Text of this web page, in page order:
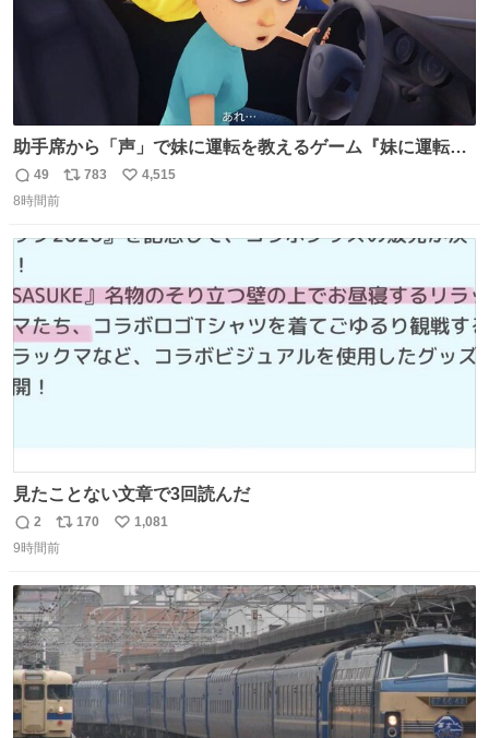
助手席から「声」で妹に運転を教えるゲーム『妹に運転を
教える』の最新映像が公開。危険だらけの道路で生き残れ
るか news.denfaminicogamer.jp/news/260806s プレイヤ
ば大爆発
返
信
49
リ
783
い
4,515
8時間前
見たことない文章で3回読んだ
返
信
2
リ
ポ
ト
数
170
い
数
1,081
9時間前